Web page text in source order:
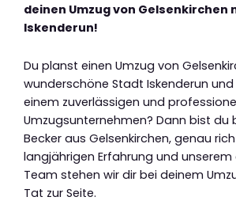
deinen Umzug von Gelsenkirchen
Iskenderun!
Du planst einen Umzug von
wunderschöne Stadt Iskenderun
einem zuverlässigen und
Umzugsunternehmen? Dann bist du
Becker aus Gelsenkirchen, genau
langjährigen Erfahrung und
Team stehen wir dir bei deinem
Tat zur Seite.